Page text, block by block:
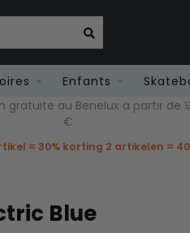
Enfants
gratuite au Benelux à partir de
€
= 30% korting 2 artikelen =
Blue